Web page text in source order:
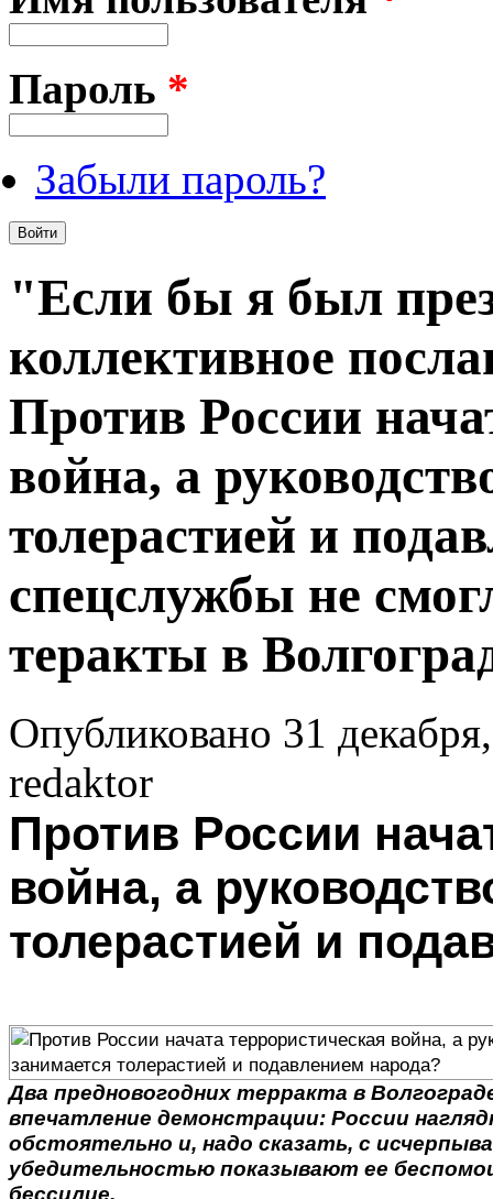
Пароль *
Забыли пароль?
"Если бы я был
коллективное
Против России
война, а
толерастией и
спецслужбы не
теракты в
Опубликовано 31
redaktor
Против России
война, а
толерастией и
Два предновогодних терракта в
впечатление демонстрации: России
обстоятельно и, надо сказать, с
убедительностью показывают ее
бессилие.